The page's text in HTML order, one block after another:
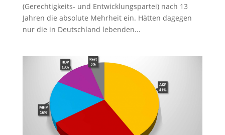
(Gerechtigkeits- und Entwicklungspartei) nach 13
Jahren die absolute Mehrheit ein. Hätten dagegen
nur die in Deutschland lebenden...